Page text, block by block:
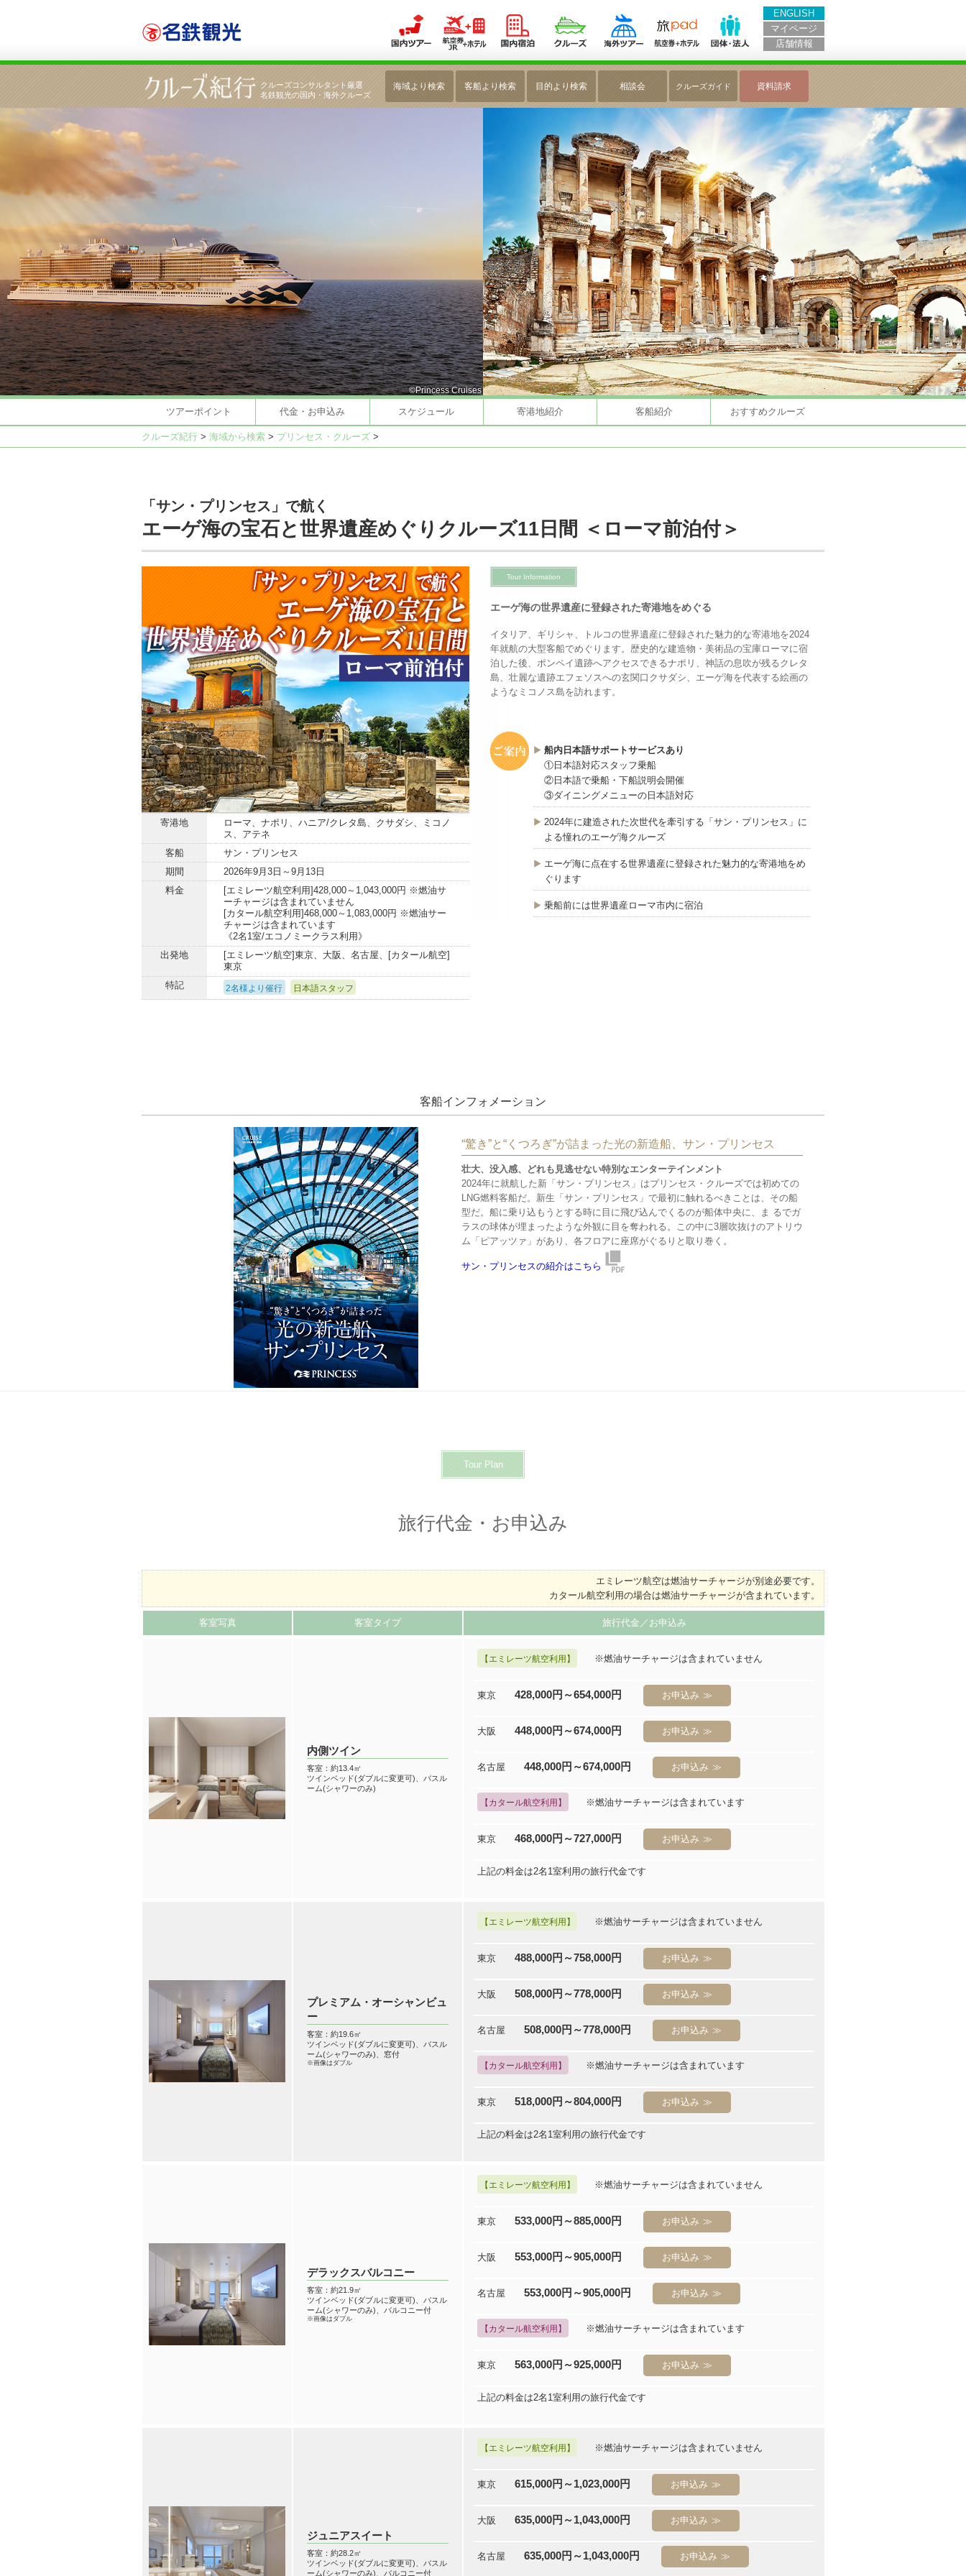
ENGLISH
マイページ
店舗情報
クルーズコンサルタント厳選
名鉄観光の国内・海外クルーズ
海域より検索 客船より検索 目的より検索 相談会 クルーズガイド 資料請求
©Princess Cruises エフェソス(トルコ)
ツアーポイント 代金・お申込み スケジュール 寄港地紹介 客船紹介 おすすめクルーズ
クルーズ紀行 > 海域から検索 > プリンセス・クルーズ >
「サン・プリンセス」で航く
エーゲ海の宝石と世界遺産めぐりクルーズ11日間 ＜ローマ前泊付＞
寄港地
ローマ、ナポリ、ハニア/クレタ島、クサダシ、ミコノ
ス、アテネ
客船
サン・プリンセス
期間
2026年9月3日～9月13日
料金
[エミレーツ航空利用]428,000～1,043,000円 ※燃油サ
ーチャージは含まれていません
[カタール航空利用]468,000～1,083,000円 ※燃油サー
チャージは含まれています
《2名1室/エコノミークラス利用》
出発地
[エミレーツ航空]東京、大阪、名古屋、[カタール航空]
東京
特記
2名様より催行 日本語スタッフ
Tour Information
エーゲ海の世界遺産に登録された寄港地をめぐる
イタリア、ギリシャ、トルコの世界遺産に登録された魅力的な寄港地を2024
年就航の大型客船でめぐります。歴史的な建造物・美術品の宝庫ローマに宿
泊した後、ポンペイ遺跡へアクセスできるナポリ、神話の息吹が残るクレタ
島、壮麗な遺跡エフェソスへの玄関口クサダシ、エーゲ海を代表する絵画の
ようなミコノス島を訪れます。
船内日本語サポートサービスあり
①日本語対応スタッフ乗船
②日本語で乗船・下船説明会開催
③ダイニングメニューの日本語対応
2024年に建造された次世代を牽引する「サン・プリンセス」に
よる憧れのエーゲ海クルーズ
エーゲ海に点在する世界遺産に登録された魅力的な寄港地をめ
ぐります
乗船前には世界遺産ローマ市内に宿泊
客船インフォメーション
“驚き”と“くつろぎ”が詰まった光の新造船、サン・プリンセス
壮大、没入感、どれも見逃せない特別なエンターテインメント
2024年に就航した新「サン・プリンセス」はプリンセス・クルーズでは初めての
LNG燃料客船だ。新生「サン・プリンセス」で最初に触れるべきことは、その船
型だ。船に乗り込もうとする時に目に飛び込んでくるのが船体中央に、ま るでガ
ラスの球体が埋まったような外観に目を奪われる。この中に3層吹抜けのアトリウ
ム「ピアッツァ」があり、各フロアに座席がぐるりと取り巻く。
サン・プリンセスの紹介はこちら
Tour Plan
旅行代金・お申込み
エミレーツ航空は燃油サーチャージが別途必要です。
カタール航空利用の場合は燃油サーチャージが含まれています。
客室写真 客室タイプ 旅行代金／お申込み
内側ツイン
客室：約13.4㎡
ツインベッド(ダブルに変更可)、バスル
ーム(シャワーのみ)
【エミレーツ航空利用】 ※燃油サーチャージは含まれていません
東京 428,000円～654,000円 お申込み
大阪 448,000円～674,000円 お申込み
名古屋 448,000円～674,000円 お申込み
【カタール航空利用】 ※燃油サーチャージは含まれています
東京 468,000円～727,000円 お申込み
上記の料金は2名1室利用の旅行代金です
プレミアム・オーシャンビュ
ー
客室：約19.6㎡
ツインベッド(ダブルに変更可)、バスル
ーム(シャワーのみ)、窓付
※画像はダブル
【エミレーツ航空利用】 ※燃油サーチャージは含まれていません
東京 488,000円～758,000円 お申込み
大阪 508,000円～778,000円 お申込み
名古屋 508,000円～778,000円 お申込み
【カタール航空利用】 ※燃油サーチャージは含まれています
東京 518,000円～804,000円 お申込み
上記の料金は2名1室利用の旅行代金です
デラックスバルコニー
客室：約21.9㎡
ツインベッド(ダブルに変更可)、バスル
ーム(シャワーのみ)、バルコニー付
※画像はダブル
【エミレーツ航空利用】 ※燃油サーチャージは含まれていません
東京 533,000円～885,000円 お申込み
大阪 553,000円～905,000円 お申込み
名古屋 553,000円～905,000円 お申込み
【カタール航空利用】 ※燃油サーチャージは含まれています
東京 563,000円～925,000円 お申込み
上記の料金は2名1室利用の旅行代金です
ジュニアスイート
客室：約28.2㎡
ツインベッド(ダブルに変更可)、バスル
ーム(シャワーのみ)、バルコニー付
【エミレーツ航空利用】 ※燃油サーチャージは含まれていません
東京 615,000円～1,023,000円 お申込み
大阪 635,000円～1,043,000円 お申込み
名古屋 635,000円～1,043,000円 お申込み